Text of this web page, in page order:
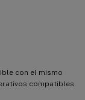
con el mismo
compatibles.